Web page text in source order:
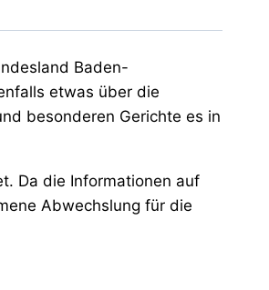
Baden-
etwas über die
besonderen Gerichte es in
Da die Informationen auf
Abwechslung für die